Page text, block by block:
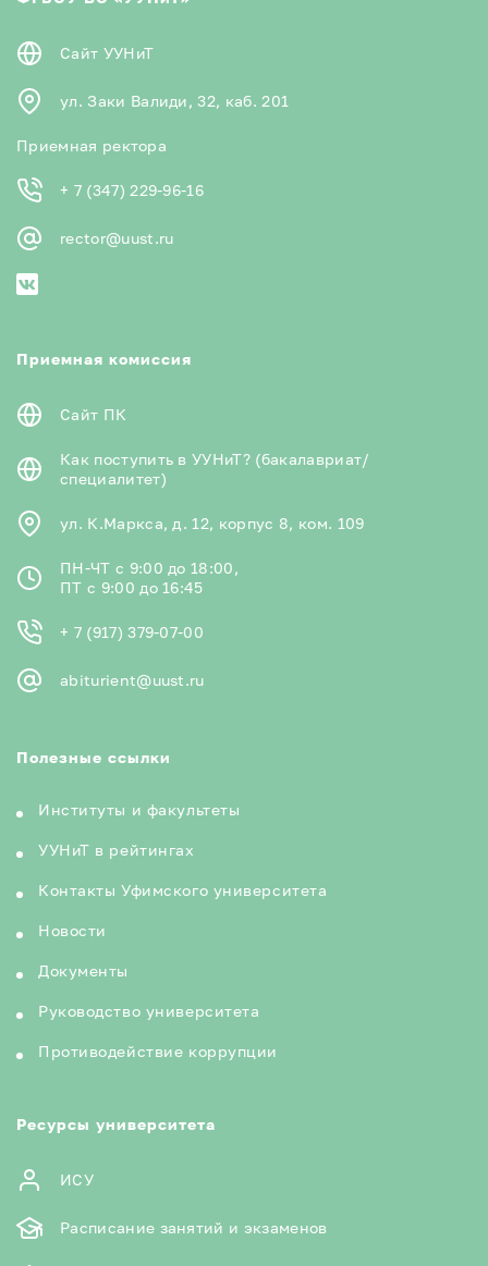
Сайт УУНиТ
ул. Заки Валиди, 32, каб. 201
Приемная ректора
+ 7 (347) 229-96-16
rector@uust.ru
Приемная комиссия
Сайт ПК
Как поступить в УУНиТ? (бакалавриат/
специалитет)
ул. К.Маркса, д. 12, корпус 8, ком. 109
ПН-ЧТ с 9:00 до 18:00,
ПТ с 9:00 до 16:45
+ 7 (917) 379-07-00
abiturient@uust.ru
Полезные ссылки
Институты и факультеты
УУНиТ в рейтингах
Контакты Уфимского университета
Новости
Документы
Руководство университета
Противодействие коррупции
Ресурсы университета
ИСУ
Расписание занятий и экзаменов